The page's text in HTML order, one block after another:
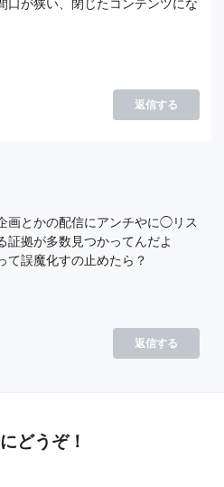
口が狭い、閉じたコンテンツにな
返信する
画とかの配信にアンチやに◯リス
証拠が多数見つかってんだよ
て誤魔化すの止めたら？
返信する
どうぞ！